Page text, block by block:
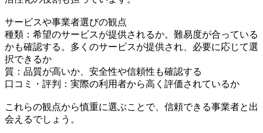
サービスや事業者選びの観点
種類：希望のサービスが提供されるか。難易度が合っている
かも確認する。多くのサービスが提供され、必要に応じて選
択できるか
質：品質が高いか、安全性や信頼性も確認する
口コミ・評判：実際の利用者から高く評価されているか
これらの観点から慎重に選ぶことで、信頼できる事業者と出
会えるでしょう。